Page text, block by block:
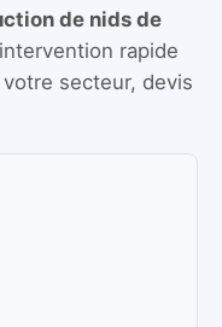
de nids de
intervention rapide
secteur, devis